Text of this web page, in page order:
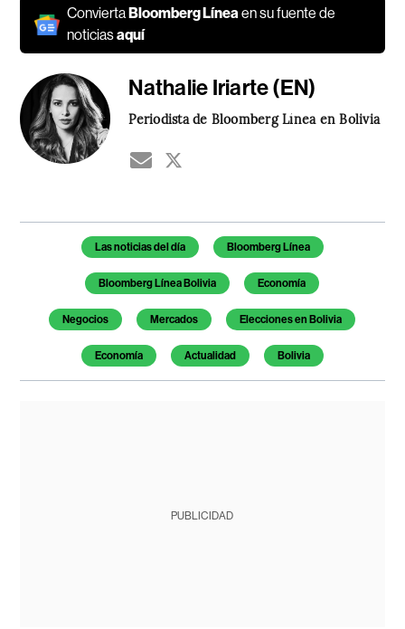
Convierta Bloomberg Líneaen su fuente de
noticiasaquí
Nathalie Iriarte (EN)
Periodista de Bloomberg Línea en Bolivia
Temas de este artículo
Las noticias del día Bloomberg Línea
Bloomberg Línea Bolivia Economía
Negocios Mercados Elecciones en Bolivia
Economía Actualidad Bolivia
PUBLICIDAD